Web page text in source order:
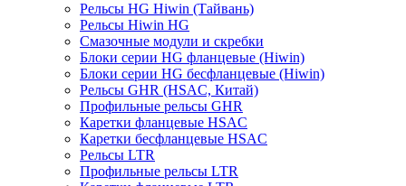
Рельсы HG Hiwin (Тайвань)
Рельсы Hiwin HG
Смазочные модули и скребки
Блоки серии HG фланцевые (Hiwin)
Блоки серии HG бесфланцевые (Hiwin)
Рельсы GHR (HSAC, Китай)
Профильные рельсы GHR
Каретки фланцевые HSAC
Каретки бесфланцевые HSAC
Рельсы LTR
Профильные рельсы LTR